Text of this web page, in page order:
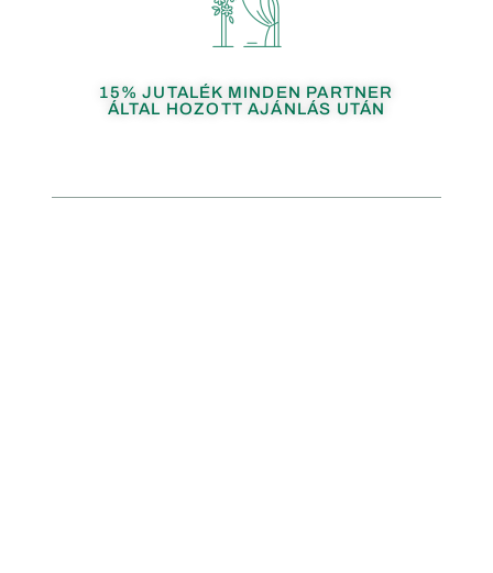
15% JUTALÉK MINDEN PARTNER
ÁLTAL HOZOTT AJÁNLÁS UTÁN